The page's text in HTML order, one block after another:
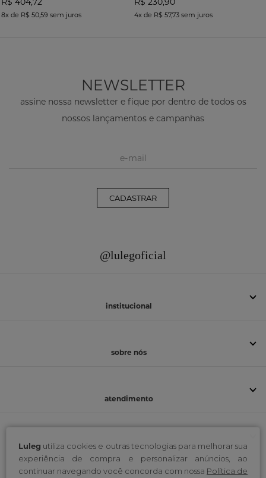
Luleg utiliza cookies e outras tecnologias para melhorar sua
experiência de compra e personalizar anúncios, ao
continuar navegando você concorda com nossa Política de
8x de R$ 50,59 sem juros 4x de R$ 57,73 sem juros
NEWSLETTER
assine nossa newsletter e fique por dentro de todos os
nossos lançamentos e campanhas
CADASTRAR
@lulegoficial
institucional
sobre nós
atendimento
selos